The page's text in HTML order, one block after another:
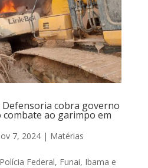
Defensoria cobra governo
ao garimpo em
7, 2024| Matérias
Federal, Funai, Ibama e